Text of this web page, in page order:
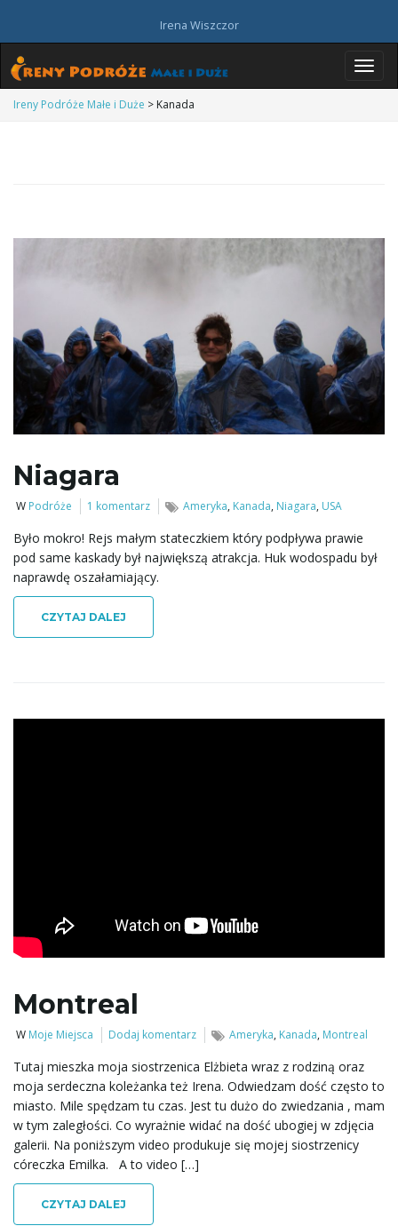
Irena Wiszczor
ł
Ireny Podróże Małe i Duże > Kanada
Niagara
W Podróże 1 komentarz Ameryka, Kanada, Niagara, USA
Było mokro! Rejs małym stateczkiem który podpływa prawie
pod same kaskady był największą atrakcja. Huk wodospadu był
naprawdę oszałamiający.
CZYTAJ DALEJ
Montreal
W Moje Miejsca Dodaj komentarz Ameryka, Kanada, Montreal
Tutaj mieszka moja siostrzenica Elżbieta wraz z rodziną oraz
moja serdeczna koleżanka też Irena. Odwiedzam dość często to
miasto. Mile spędzam tu czas. Jest tu dużo do zwiedzania , mam
w tym zaległości. Co wyrażnie widać na dość ubogiej w zdjęcia
galerii. Na poniższym video produkuje się mojej siostrzenicy
córeczka Emilka. A to video […]
CZYTAJ DALEJ